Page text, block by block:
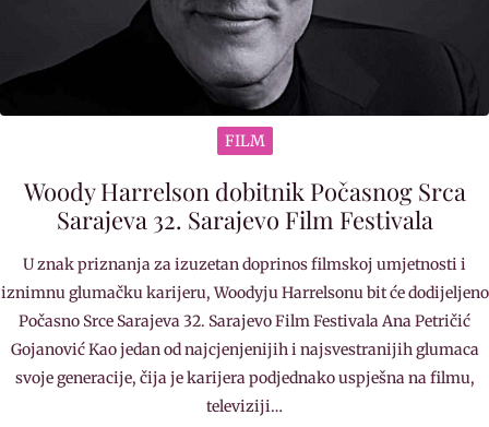
FILM
Woody Harrelson dobitnik Počasnog Srca
Sarajeva 32. Sarajevo Film Festivala
U znak priznanja za izuzetan doprinos filmskoj umjetnosti i
iznimnu glumačku karijeru, Woodyju Harrelsonu bit će dodijeljeno
Počasno Srce Sarajeva 32. Sarajevo Film Festivala Ana Petričić
Gojanović Kao jedan od najcjenjenijih i najsvestranijih glumaca
svoje generacije, čija je karijera podjednako uspješna na filmu,
televiziji…